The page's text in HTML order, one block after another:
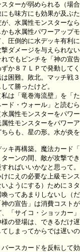
スターが弱められる（場合
にも味方にも効果が及ぶ
が、水属性モンスターな
かも水属性パワーアップ
、圧倒的に水デッキ有利に
撃ダメージを与えられな
れでもピンチを「神の宣
ずか８７ＬＰで発動して
は困難。敗北。マッチ戦
て勝ったけど。
私は「竜巻海流壁」を「
ード・ウォール」と読むら
水属性モンスターをパワ
属性モンスターをパワー
ちらも、星の形。水が炎
ッキ再構築。魔法カード
ターンの間、敵が攻撃で
すればいいかなと思って。
けにえの必要な上級モン
いようにする）ために３
喚ってあまりしないし（
神の宣告」は消費コスト
、「サイコ・ショッカー
様の登場は、できるだけ
てしまってからでは遅い
バースカードを反転して